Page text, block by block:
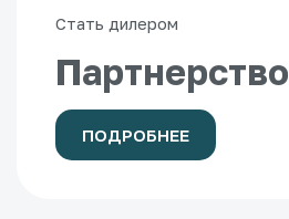
Стать дилером
Партнерство
ПОДРОБНЕЕ